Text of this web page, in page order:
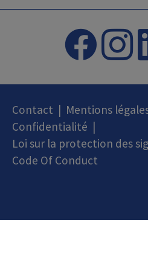
Contact Mentions
Confidentialité
Loi sur la protection des
Code Of Conduct